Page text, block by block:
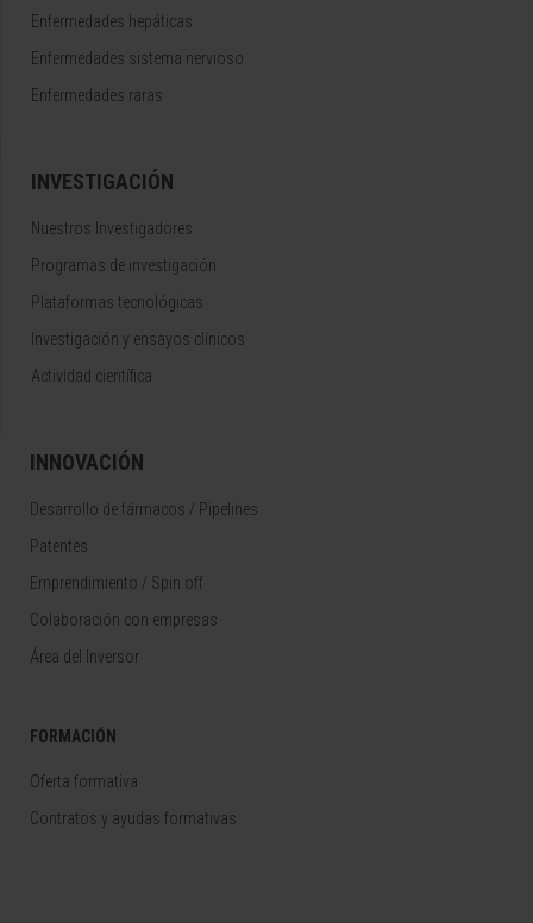
Enfermedades hepáticas
Enfermedades sistema nervioso
Enfermedades raras
INVESTIGACIÓN
Nuestros Investigadores
Programas de investigación
Plataformas tecnológicas
Investigación y ensayos clínicos
Actividad científica
INNOVACIÓN
Desarrollo de fármacos / Pipelines
Patentes
Emprendimiento / Spin off
Colaboración con empresas
Área del Inversor
FORMACIÓN
Oferta formativa
Contratos y ayudas formativas